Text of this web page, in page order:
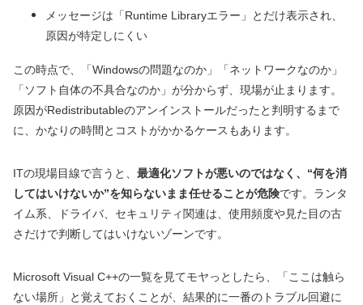
メッセージは「Runtime Libraryエラー」とだけ表示され、
原因が特定しにくい
この時点で、「Windowsの問題なのか」「ネットワークなのか」
「ソフト自体の不具合なのか」が分からず、現場が止まります。
原因がRedistributableのアンインストールだったと判明するまで
に、かなりの時間とコストがかかるケースもあります。
ITの現場目線で言うと、 最適化ソフトが悪いのではなく、“何を消
してはいけないか”を知らないまま任せることが危険です。ランタ
イム系、ドライバ、セキュリティ関連は、使用頻度や見た目の古
さだけで判断してはいけないゾーンです。
Microsoft Visual C++の一覧を見てモヤっとしたら、「ここは触ら
ない場所」と覚えておくことが、結果的に一番のトラブル回避に